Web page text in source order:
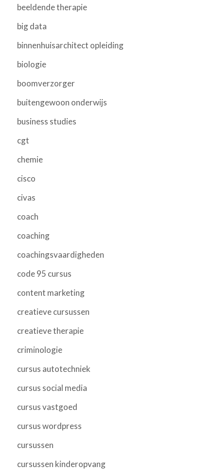
beeldende therapie
big data
binnenhuisarchitect opleiding
biologie
boomverzorger
buitengewoon onderwijs
business studies
cgt
chemie
cisco
civas
coach
coaching
coachingsvaardigheden
code 95 cursus
content marketing
creatieve cursussen
creatieve therapie
criminologie
cursus autotechniek
cursus social media
cursus vastgoed
cursus wordpress
cursussen
cursussen kinderopvang